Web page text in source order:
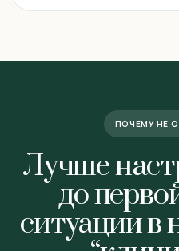
ПОЧЕМУ НЕ
Лучше
до
ситуации в